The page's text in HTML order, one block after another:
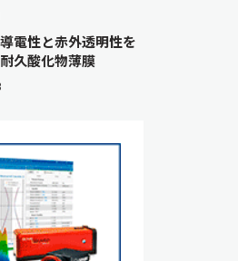
電性と赤外透明性を
久酸化物薄膜